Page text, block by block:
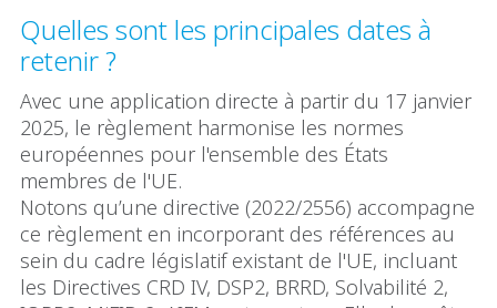
Quelles sont les principales dates à
retenir ?
Avec une application directe à partir du 17 janvier
2025, le règlement harmonise les normes
européennes pour l'ensemble des États
membres de l'UE.
Notons qu’une directive (2022/2556) accompagne
ce règlement en incorporant des références au
sein du cadre législatif existant de l'UE, incluant
les Directives CRD IV, DSP2, BRRD, Solvabilité 2,